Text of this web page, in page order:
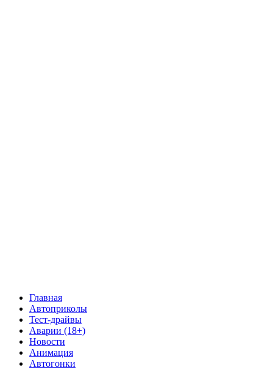
Главная
Автоприколы
Тест-драйвы
Аварии (18+)
Новости
Анимация
Автогонки